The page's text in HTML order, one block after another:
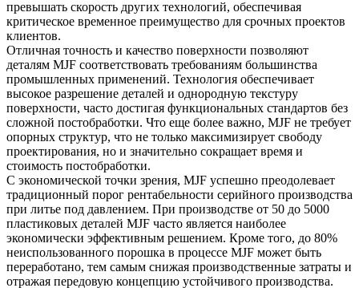
превышать скорость других технологий, обеспечивая
критическое временное преимущество для срочных проектов
клиентов.
Отличная точность и качество поверхности позволяют
деталям MJF соответствовать требованиям большинства
промышленных применений. Технология обеспечивает
высокое разрешение деталей и однородную текстуру
поверхности, часто достигая функциональных стандартов без
сложной постобработки. Что еще более важно, MJF не требует
опорных структур, что не только максимизирует свободу
проектирования, но и значительно сокращает время и
стоимость постобработки.
С экономической точки зрения, MJF успешно преодолевает
традиционный порог рентабельности серийного производства
при литье под давлением. При производстве от 50 до 5000
пластиковых деталей MJF часто является наиболее
экономически эффективным решением. Кроме того, до 80%
неиспользованного порошка в процессе MJF может быть
переработано, тем самым снижая производственные затраты и
отражая передовую концепцию устойчивого производства.